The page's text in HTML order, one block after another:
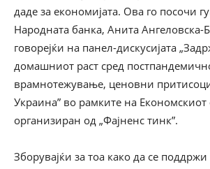
даде за економијата. Ова го посочи
Народната банка, Анита Ангеловска-
говорејќи на панел-дискусијата
домашниот раст сред
врамнотежување, ценовни
Украина” во рамките на
организиран од „Фајненс тинк”.
Зборувајќи за тоа како да се